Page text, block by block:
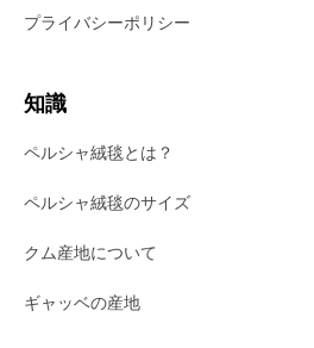
プライバシーポリシー
知識
ペルシャ絨毯とは？
ペルシャ絨毯のサイズ
クム産地について
ギャッベの産地